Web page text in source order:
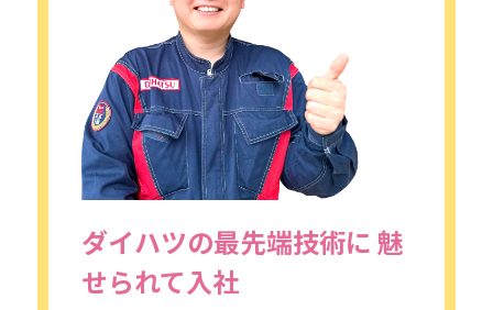
ダイハツの最先端技術に 魅
せられて入社